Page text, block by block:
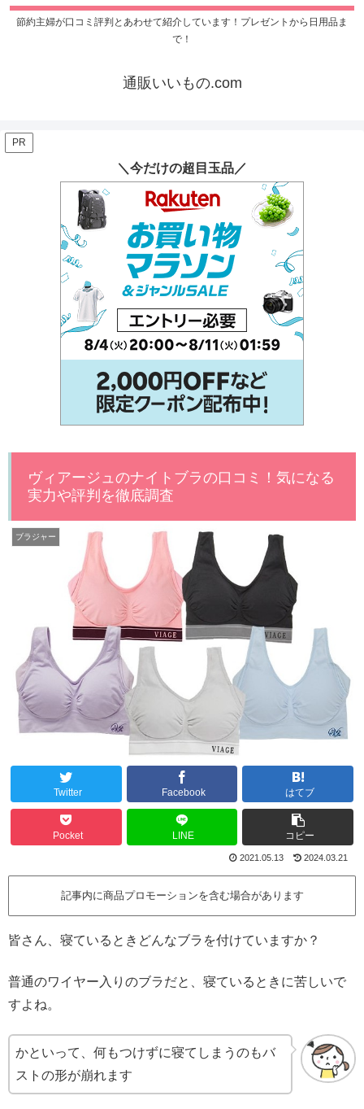
節約主婦が口コミ評判とあわせて紹介しています！プレゼントから日用品ま
で！
通販いいもの.com
PR
＼今だけの超目玉品／
ヴィアージュのナイトブラの口コミ！気になる
実力や評判を徹底調査
ブラジャー
Twitter Facebook はてブ
Pocket LINE コピー
2021.05.13 2024.03.21
記事内に商品プロモーションを含む場合があります
皆さん、寝ているときどんなブラを付けていますか？
普通のワイヤー入りのブラだと、寝ているときに苦しいで
すよね。
かといって、何もつけずに寝てしまうのもバ
ストの形が崩れます